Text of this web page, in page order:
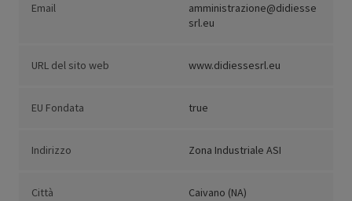
Email
amministrazione@didiesse
srl.eu
URL del sito web www.didiessesrl.eu
EU Fondata true
Indirizzo Zona Industriale ASI
Città Caivano (NA)